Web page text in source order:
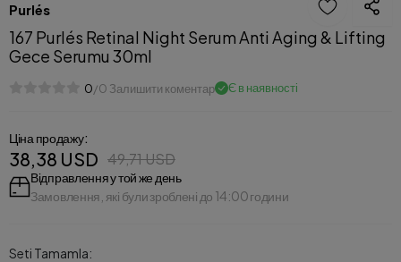
Purlés
167 Purlés Retinal Night Serum Anti Aging & Lifting
Gece Serumu 30ml
0/0 Залишити коментар Є в наявності
Ціна продажу:
38,38 USD 49,71 USD
Відправлення у той же день
Замовлення, які були зроблені до 14:00 години
Seti Tamamla: